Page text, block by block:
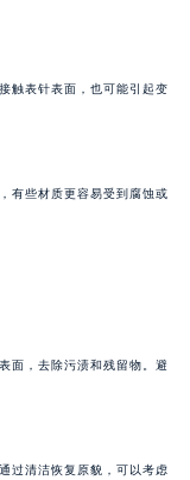
触表针表面，也可能引起变
有些材质更容易受到腐蚀或
面，去除污渍和残留物。避
过清洁恢复原貌，可以考虑